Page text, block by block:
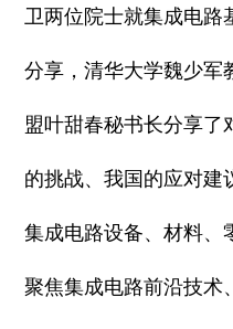
卫两位院士就集成电路
分享，清华大学魏少军
盟叶甜春秘书长分享了
的挑战、我国的应对建
集成电路设备、材料、
聚焦集成电路前沿技术